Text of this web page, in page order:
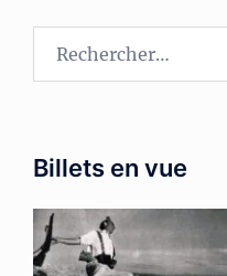
Billets en vue